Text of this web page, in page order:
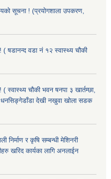
सूचना ! (प्रयोगशाला उपकरण,
षडानन्द वडा नं १२ स्वास्थ्य चौकी
चौकी भवन षनपा ३ खार्तम्छा,
धनसिङ्गेडाँडा देखी नखुवा खोला सडक
निर्माण र कृषि सम्बन्धी मेशिनरी
खरिद कार्यका लागि अनलाईन